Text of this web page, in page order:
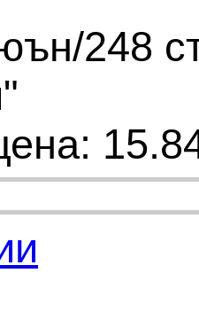
248